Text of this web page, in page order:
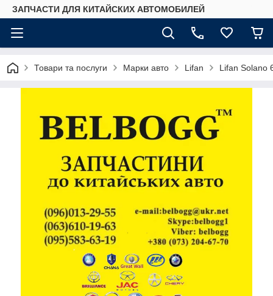
ЗАПЧАСТИ ДЛЯ КИТАЙСКИХ АВТОМОБИЛЕЙ
Товари та послуги Марки авто Lifan Lifan Solano